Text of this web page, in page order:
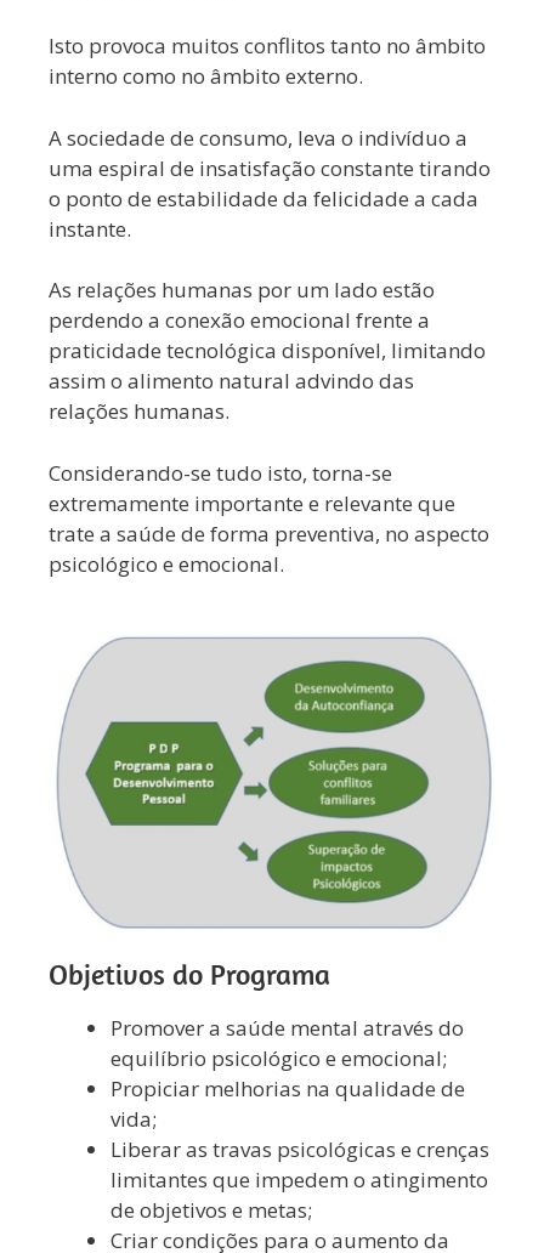
Isto provoca muitos conflitos tanto no âmbito
interno como no âmbito externo.
A sociedade de consumo, leva o indivíduo a
uma espiral de insatisfação constante tirando
o ponto de estabilidade da felicidade a cada
instante.
As relações humanas por um lado estão
perdendo a conexão emocional frente a
praticidade tecnológica disponível, limitando
assim o alimento natural advindo das
relações humanas.
Considerando-se tudo isto, torna-se
extremamente importante e relevante que
trate a saúde de forma preventiva, no aspecto
psicológico e emocional.
Objetivos do Programa
Promover a saúde mental através do
equilíbrio psicológico e emocional;
Propiciar melhorias na qualidade de
vida;
Liberar as travas psicológicas e crenças
limitantes que impedem o atingimento
de objetivos e metas;
Criar condições para o aumento da